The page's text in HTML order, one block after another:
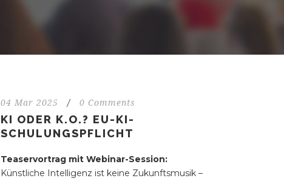
04 Mar 2025 / 0 Comments
KI ODER K.O.? EU-KI-
SCHULUNGSPFLICHT
Teaservortrag mit Webinar-Session:
Künstliche Intelligenz ist keine Zukunftsmusik –